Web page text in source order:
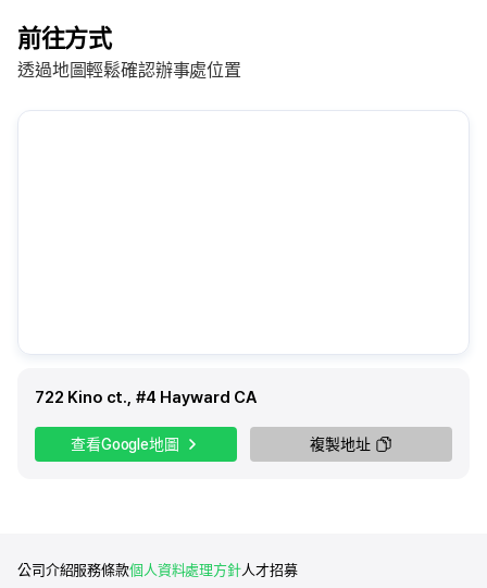
前往方式
透過地圖輕鬆確認辦事處位置
722 Kino ct., #4 Hayward CA
查看Google地圖 複製地址
公司介紹服務條款個人資料處理方針人才招募